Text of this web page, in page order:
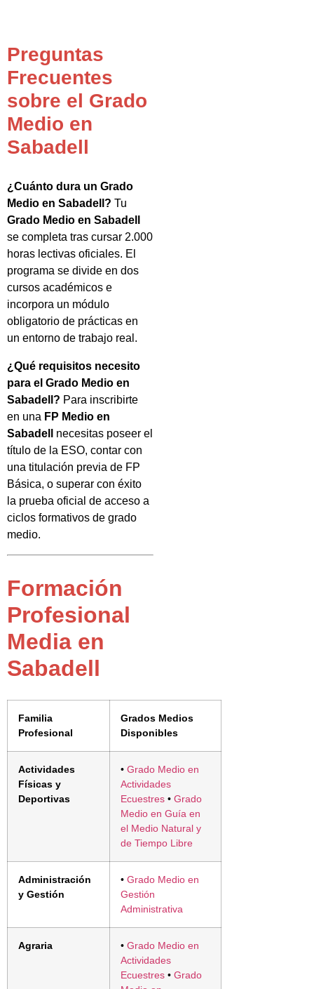
Preguntas
Frecuentes
sobre el Grado
Medio en
Sabadell
¿Cuánto dura un Grado
Medio en Sabadell? Tu
Grado Medio en Sabadell
se completa tras cursar 2.000
horas lectivas oficiales. El
programa se divide en dos
cursos académicos e
incorpora un módulo
obligatorio de prácticas en
un entorno de trabajo real.
¿Qué requisitos necesito
para el Grado Medio en
Sabadell? Para inscribirte
en una FP Medio en
Sabadell
necesitas poseer el
título de la ESO, contar con
una titulación previa de FP
Básica, o superar con éxito
la prueba oficial de acceso a
ciclos formativos de grado
medio.
Formación
Profesional
Media en
Sabadell
Familia
Profesional
Grados Medios
Disponibles
Actividades
Físicas y
Deportivas
• Grado Medio en
Actividades
Ecuestres • Grado
Medio en Guía en
el Medio Natural y
de Tiempo Libre
Administración
y Gestión
• Grado Medio en
Gestión
Administrativa
Agraria • Grado Medio en
Actividades
Ecuestres • Grado